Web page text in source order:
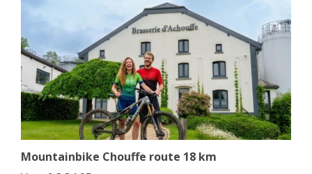
Mountainbike Chouffe route 18 km